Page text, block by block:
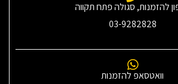
להזמנות, סגולה פתח תקווה
03-9282828
וואטסאפ להזמנות